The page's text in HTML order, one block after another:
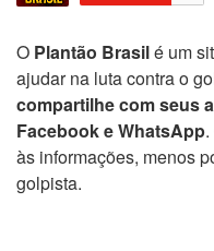
O Plantão Brasilé um
ajudar na luta contra o
compartilhe com seus
Facebook e WhatsApp
às informações, menos
golpista.